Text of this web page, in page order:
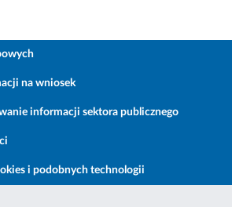
na wniosek
informacji sektora publicznego
i podobnych technologii